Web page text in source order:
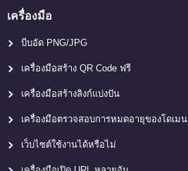
เครื่องมือ
บีบอัด PNG/JPG
เครื่องมือสร้าง QR Code ฟรี
เครื่องมือสร้างลิงก์แบ่งปัน
เครื่องมือตรวจสอบการหมดอายุของโดเมน
เว็บไซต์ใช้งานได้หรือไม่